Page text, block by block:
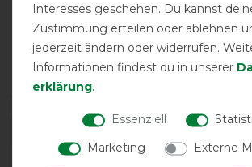
23.10.2023
Schnell und einfach anzuziehen, sitzt
trocken. Schade dass es gleiches Modell
nicht in 300g gibt.
DETAILS ZUR
Interesses geschehen. Du kannst
Zustimmung erteilen oder ablehnen
jederzeit ändern oder widerrufen.
Informationen findest du in unserer
erklärung.
Essenziell
Marketing
Externe